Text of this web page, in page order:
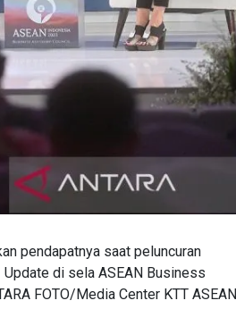
pendapatnya saat peluncuran
di sela ASEAN Business
FOTO/Media Center KTT ASEAN